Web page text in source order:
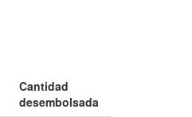
Cantidad
desembolsada